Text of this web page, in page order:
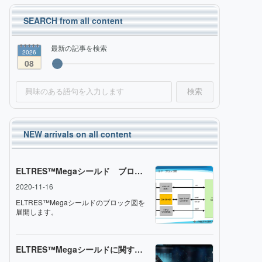
最新の記事を検索
2026
08
検索
ELTRES™️Megaシールド ブロック図
2020-11-16
ELTRES™️Megaシールドのブロック図を
展開します。
ELTRES™️Megaシールドに関するお問い合わせ